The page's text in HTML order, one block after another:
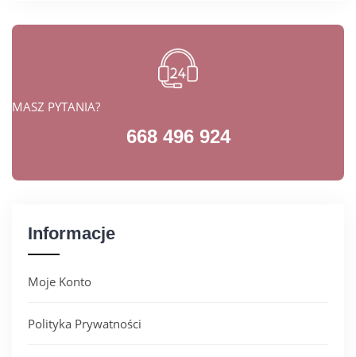
MASZ PYTANIA?
668 496 924
Informacje
Moje Konto
Polityka Prywatności